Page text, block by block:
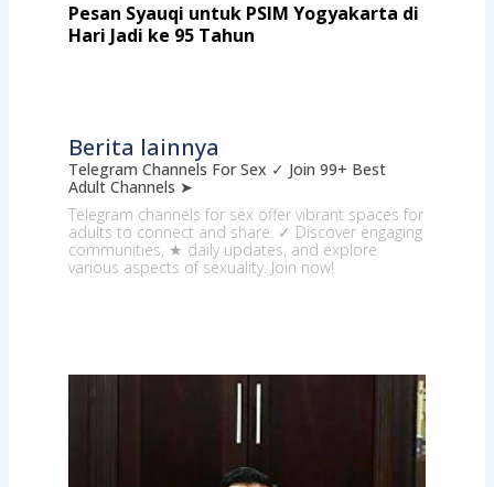
Pesan Syauqi untuk PSIM Yogyakarta di
Hari Jadi ke 95 Tahun
Berita lainnya
Telegram Channels For Sex ✓ Join 99+ Best
Adult Channels ➤
Telegram channels for sex offer vibrant spaces for
adults to connect and share. ✓ Discover engaging
communities, ★ daily updates, and explore
various aspects of sexuality. Join now!